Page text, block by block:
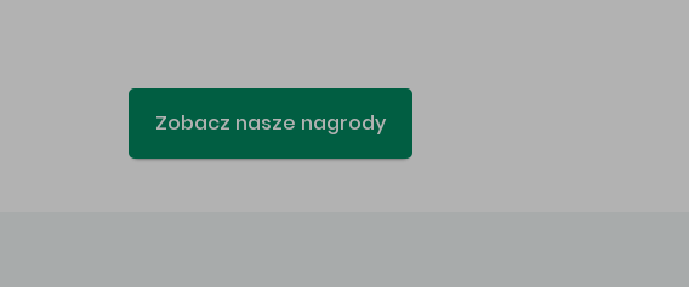
Zobacz nasze nagrody